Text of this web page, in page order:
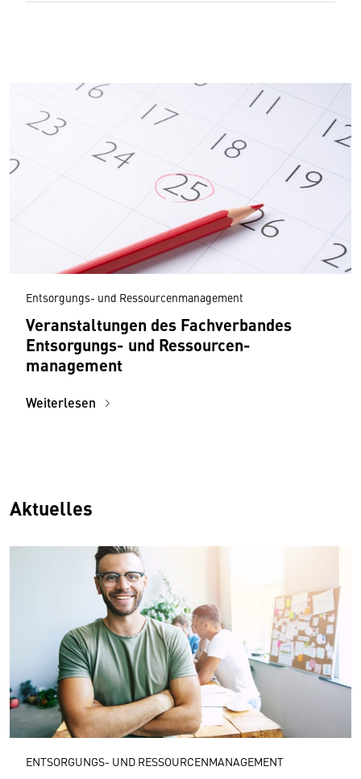
Entsorgungs- und Ressourcenmanagement
Veranstaltungen des Fachverbandes
Entsorgungs- und Ressourcen­
management­­
Weiterlesen
Aktuelles
ENTSORGUNGS- UND RESSOURCENMANAGEMENT